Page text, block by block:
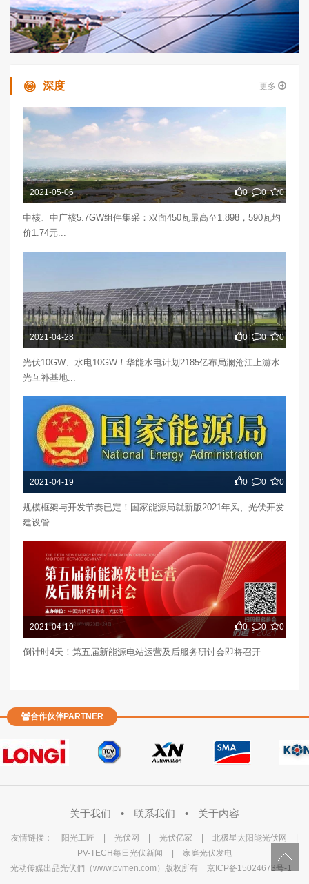
深度 更多
2021-05-06 0 0 0
中核、中广核5.7GW组件集采：双面450瓦最高至1.898，590瓦均
价1.74元...
2021-04-28 0 0 0
光伏10GW、水电10GW！华能水电计划2185亿布局澜沧江上游水
光互补基地...
2021-04-19 0 0 0
规模框架与开发节奏已定！国家能源局就新版2021年风、光伏开发
建设管...
2021-04-19 0 0 0
倒计时4天！第五届新能源电站运营及后服务研讨会即将召开
合作伙伴PARTNER
关于我们 • 联系我们 • 关于内容
友情链接： 阳光工匠 光伏网 光伏亿家 北极星太阳能光伏网
PV-TECH每日光伏新闻
家庭光伏发电
光动传媒出品光伏們（www.pvmen.com）版权所有
京ICP备15024673号-1